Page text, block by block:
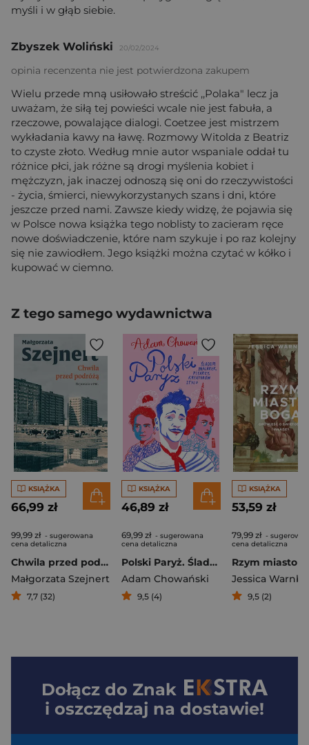
myśli i w głąb siebie.
Zbyszek Woliński 20/02/2024
opinia recenzenta nie jest potwierdzona zakupem
Wielu przede mną usiłowało streścić ,,Polaka" lecz ja
uważam, że siłą tej powieści wcale nie jest fabuła, a
rzeczowe, powalające dialogi. Coetzee jest mistrzem
wykładania kawy na ławę. Rozmowy Witolda z Beatriz
to czyste złoto. Według mnie autor wspaniale oddał tu
różnice płci, jak różne są drogi myślenia kobiet i
mężczyzn, jak inaczej odnoszą się oni do rzeczywistości
- życia, śmierci, niewykorzystanych szans i dni, które
jeszcze przed nami. Zawsze kiedy widzę, że pojawia się
w Polsce nowa książka tego noblisty to zacieram ręce
nowe doświadczenie, które nam szykuje i po raz kolejny
się nie zawiodłem. Jego książki można czytać w kółko i
kupować w ciemno.
Z tego samego wydawnictwa
KSIĄŻKA
66,99 zł
99,99 zł - sugerowana
cena detaliczna
Chwila przed podróżą. Reportaże z PRL
Małgorzata Szejnert
7,7 (32)
KSIĄŻKA
46,89 zł
69,99 zł - sugerowana
cena detaliczna
Polski Paryż. Śladem malarek, pisarzy, kreatorów stylu
Adam Chowański
9,5 (4)
KSIĄŻKA
53,59 zł
79,99 zł -
cena detaliczna
Jessica
9,5 (2)
Dołącz do Znak
i oszczędzaj na dostawie!